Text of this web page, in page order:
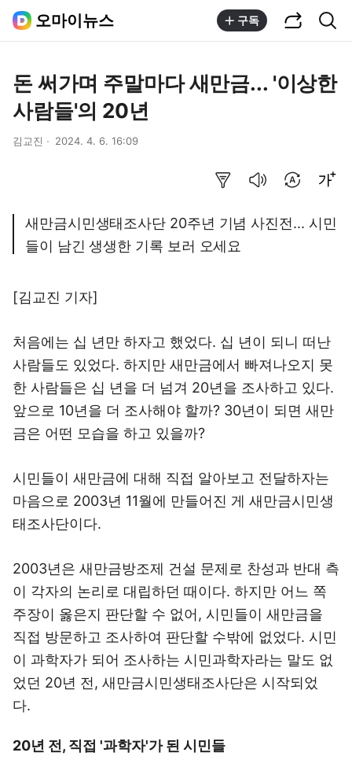
오마이뉴스 구독
돈 써가며 주말마다 새만금... '이상한
사람들'의 20년
김교진 2024. 4. 6. 16:09
새만금시민생태조사단 20주년 기념 사진전... 시민
들이 남긴 생생한 기록 보러 오세요
[김교진 기자]
처음에는 십 년만 하자고 했었다. 십 년이 되니 떠난
사람들도 있었다. 하지만 새만금에서 빠져나오지 못
한 사람들은 십 년을 더 넘겨 20년을 조사하고 있다.
앞으로 10년을 더 조사해야 할까? 30년이 되면 새만
금은 어떤 모습을 하고 있을까?
시민들이 새만금에 대해 직접 알아보고 전달하자는
마음으로 2003년 11월에 만들어진 게 새만금시민생
태조사단이다.
2003년은 새만금방조제 건설 문제로 찬성과 반대 측
이 각자의 논리로 대립하던 때이다. 하지만 어느 쪽
주장이 옳은지 판단할 수 없어, 시민들이 새만금을
직접 방문하고 조사하여 판단할 수밖에 없었다. 시민
이 과학자가 되어 조사하는 시민과학자라는 말도 없
었던 20년 전, 새만금시민생태조사단은 시작되었
다.
20년 전, 직접 '과학자'가 된 시민들